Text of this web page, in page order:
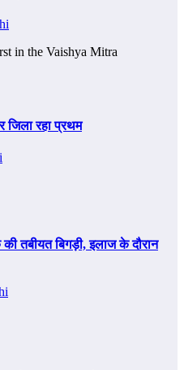
जिला रहा प्रथम
तबीयत बिगड़ी, इलाज के दौरान